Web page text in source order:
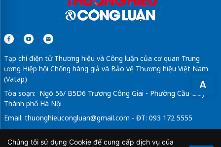
A
Tạp chí điện tử Thương hiệu và Công luận của cơ quan Trung
ương Hiệp hội Chống hàng giả và Bảo vệ Thương hiệu Việt Nam
(Vatap)
Tòa soạn: Ngõ 56/ B5D6 Trương Công Giai - Phường Cầu Giấy -
Thành phố Hà Nội
Email: thuonghieucongluan@gmail.com - ĐT: 093 172 5555
Tổng Biên Tập: Vũ Đức Thuận
Chúng tôi sử dụng Cookie để cung cấp dịch vụ của